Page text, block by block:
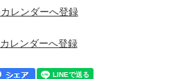
レンダーへ登録
レンダーへ登録